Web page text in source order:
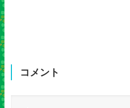
コメント